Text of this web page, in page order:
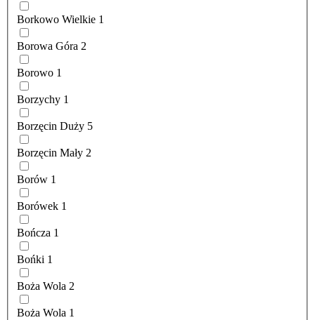
Borkowo Wielkie 1
Borowa Góra 2
Borowo 1
Borzychy 1
Borzęcin Duży 5
Borzęcin Mały 2
Borów 1
Borówek 1
Bończa 1
Bońki 1
Boża Wola 2
Boża Wola 1